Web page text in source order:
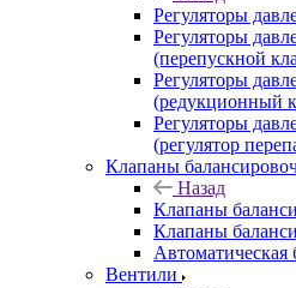
Регуляторы
Регуляторы
(перепускной
Регуляторы
(редукционный
Регуляторы
(регулятор
Клапаны
Назад
Клапаны
Клапаны
Автоматическая
Вентили